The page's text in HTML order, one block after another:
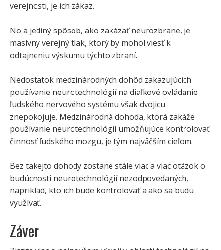
verejnosti, je ich zákaz.
No a jediný spôsob, ako zakázať neurozbrane, je
masívny verejný tlak, ktorý by mohol viesť k
odtajneniu výskumu týchto zbraní.
Nedostatok medzinárodných dohôd zakazujúcich
používanie neurotechnológií na diaľkové ovládanie
ľudského nervového systému však dvojicu
znepokojuje. Medzinárodná dohoda, ktorá zakáže
používanie neurotechnológií umožňujúce kontrolovať
činnosť ľudského mozgu, je tým najväčším cieľom.
Bez takejto dohody zostane stále viac a viac otázok o
budúcnosti neurotechnológií nezodpovedaných,
napríklad, kto ich bude kontrolovať a ako sa budú
využívať.
Záver